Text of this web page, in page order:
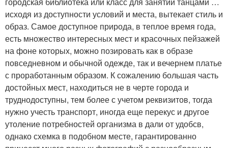
исходя из доступности условий и места, вытекает стиль и
образ. Самое доступное природа, в теплое время года,
есть множество интересных мест и красочных пейзажей
на фоне которых, можно позировать как в образе
повседневном и обычной одежде, так и вечернем платье
с проработанным образом. К сожалению большая часть
достойных мест, находиться не в черте города и
труднодоступны, тем более с учетом реквизитов, тогда
нужно учесть транспорт, иногда еще перекус и другое
утоление потребностей организма в дали от удобсв,
однако схемка в подобном месте, гарантированно